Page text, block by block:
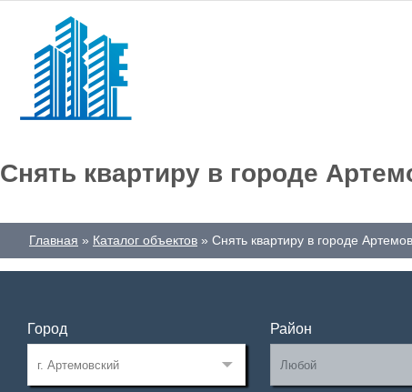
Снять квартиру в городе
Главная Каталог объектов Снять квартиру в городе
Город Район